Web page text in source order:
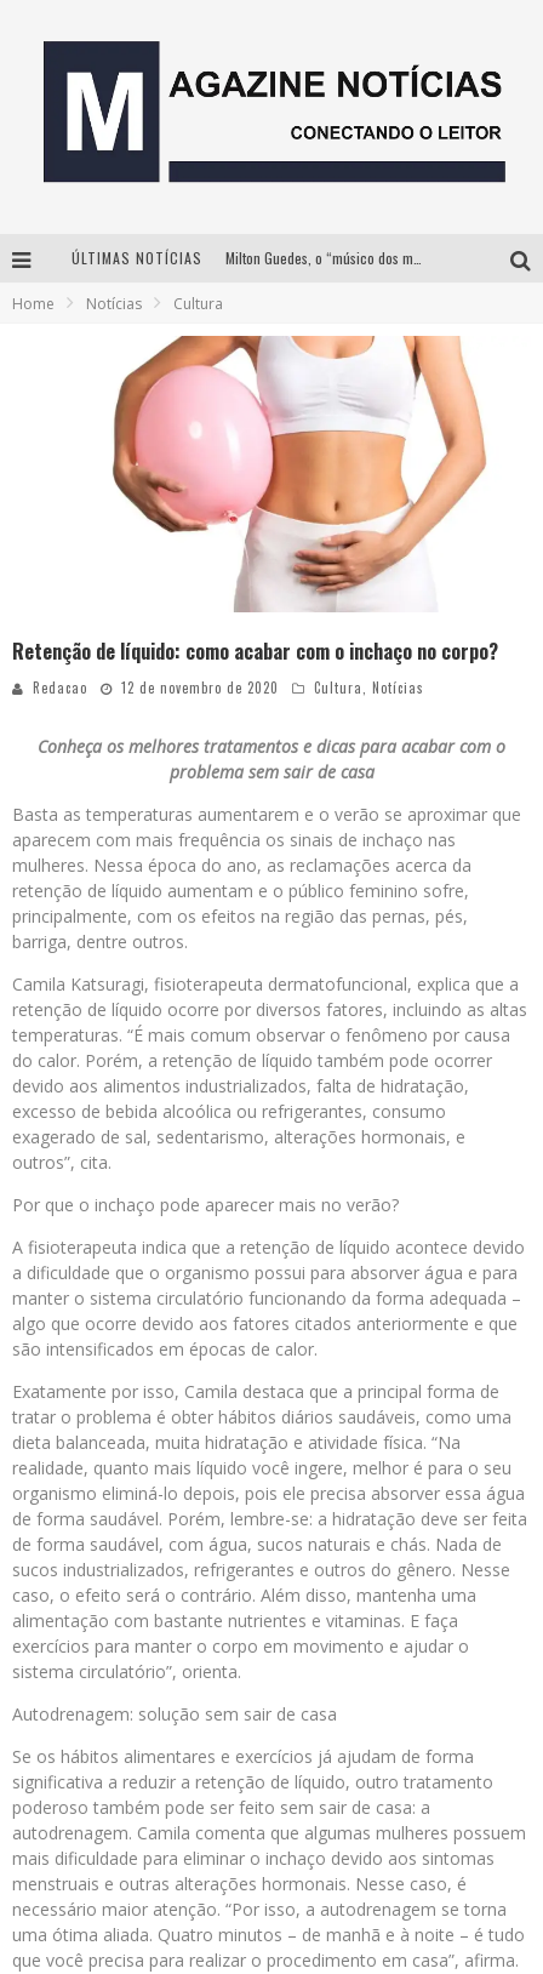
ÚLTIMAS NOTÍCIAS
Home Notícias Cultura
Retenção de líquido: como acabar com o inchaço no corpo?
Redacao 12 de novembro de 2020 Cultura, Notícias
Conheça os melhores tratamentos e dicas para acabar com o
problema sem sair de casa
Basta as temperaturas aumentarem e o verão se aproximar que
aparecem com mais frequência os sinais de inchaço nas
mulheres. Nessa época do ano, as reclamações acerca da
retenção de líquido aumentam e o público feminino sofre,
principalmente, com os efeitos na região das pernas, pés,
barriga, dentre outros.
Camila Katsuragi, fisioterapeuta dermatofuncional, explica que a
retenção de líquido ocorre por diversos fatores, incluindo as altas
temperaturas. “É mais comum observar o fenômeno por causa
do calor. Porém, a retenção de líquido também pode ocorrer
devido aos alimentos industrializados, falta de hidratação,
excesso de bebida alcoólica ou refrigerantes, consumo
exagerado de sal, sedentarismo, alterações hormonais, e
outros”, cita.
Por que o inchaço pode aparecer mais no verão?
A fisioterapeuta indica que a retenção de líquido acontece devido
a dificuldade que o organismo possui para absorver água e para
manter o sistema circulatório funcionando da forma adequada –
algo que ocorre devido aos fatores citados anteriormente e que
são intensificados em épocas de calor.
Exatamente por isso, Camila destaca que a principal forma de
tratar o problema é obter hábitos diários saudáveis, como uma
dieta balanceada, muita hidratação e atividade física. “Na
realidade, quanto mais líquido você ingere, melhor é para o seu
organismo eliminá-lo depois, pois ele precisa absorver essa água
de forma saudável. Porém, lembre-se: a hidratação deve ser feita
de forma saudável, com água, sucos naturais e chás. Nada de
sucos industrializados, refrigerantes e outros do gênero. Nesse
caso, o efeito será o contrário. Além disso, mantenha uma
alimentação com bastante nutrientes e vitaminas. E faça
exercícios para manter o corpo em movimento e ajudar o
sistema circulatório”, orienta.
Autodrenagem: solução sem sair de casa
Se os hábitos alimentares e exercícios já ajudam de forma
significativa a reduzir a retenção de líquido, outro tratamento
poderoso também pode ser feito sem sair de casa: a
autodrenagem. Camila comenta que algumas mulheres possuem
mais dificuldade para eliminar o inchaço devido aos sintomas
menstruais e outras alterações hormonais. Nesse caso, é
necessário maior atenção. “Por isso, a autodrenagem se torna
uma ótima aliada. Quatro minutos – de manhã e à noite – é tudo
que você precisa para realizar o procedimento em casa”, afirma.